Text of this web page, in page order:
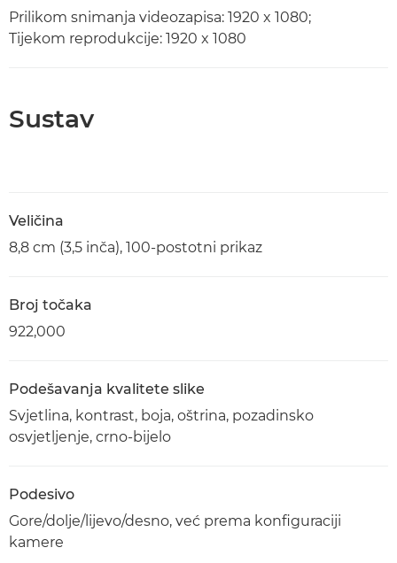
Prilikom snimanja videozapisa: 1920 x 1080;
Tijekom reprodukcije: 1920 x 1080
Sustav
Veličina
8,8 cm (3,5 inča), 100-postotni prikaz
Broj točaka
922,000
Podešavanja kvalitete slike
Svjetlina, kontrast, boja, oštrina, pozadinsko
osvjetljenje, crno-bijelo
Podesivo
Gore/dolje/lijevo/desno, već prema konfiguraciji
kamere